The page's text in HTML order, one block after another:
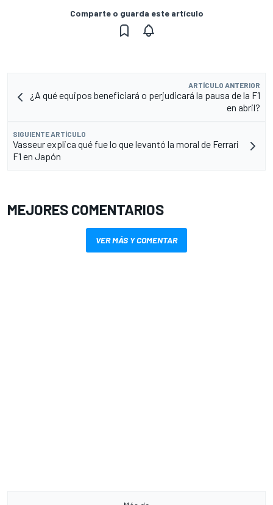
Comparte o guarda este artículo
ARTÍCULO ANTERIOR
¿A qué equipos beneficiará o perjudicará la pausa de la F1
en abril?
SIGUIENTE ARTÍCULO
Vasseur explica qué fue lo que levantó la moral de Ferrari
F1 en Japón
MEJORES COMENTARIOS
VER MÁS Y COMENTAR